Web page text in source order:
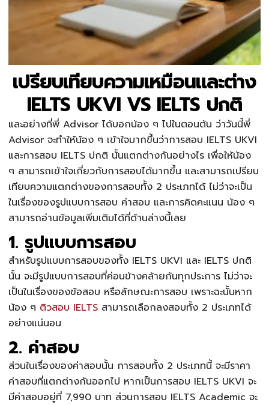
เปรียบเทียบความเหมือนและต่าง
IELTS UKVI VS IELTS ปกติ
และอย่างที่พี่ Advisor ได้บอกน้อง ๆ ไปในตอนต้น ว่าวันนี้พี่
Advisor จะทำให้น้อง ๆ เข้าใจมากขึ้นว่าการสอบ IELTS UKVI
และการสอบ IELTS ปกติ นั้นแตกต่างกันอย่างไร เพื่อให้น้อง
ๆ สามารถเข้าใจเกี่ยวกับการสอบได้มากขึ้น และสามารถเปรียบ
เทียบความแตกต่างของการสอบทั้ง 2 ประเภทได้ ไม่ว่าจะเป็น
ในเรื่องของรูปแบบการสอบ ค่าสอบ และการคิดคะแนน น้อง ๆ
สามารถอ่านข้อมูลเพิ่มเติมได้ที่ด้านล่างนี้เลย
1. รูปแบบการสอบ
สำหรับรูปแบบการสอบของทั้ง IELTS UKVI และ IELTS ปกติ
นั้น จะมีรูปแบบการสอบที่ค่อนข้างคล้ายกันทุกประการ ไม่ว่าจะ
เป็นในเรื่องของข้อสอบ หรือลักษณะการสอบ เพราะฉะนั้นหาก
น้อง ๆ ติวสอบ IELTS สามารถเลือกลงสอบทั้ง 2 ประเภทได้
อย่างแน่นอน
2. ค่าสอบ
ส่วนในเรื่องของค่าสอบนั้น การสอบทั้ง 2 ประเภทนี้ จะมีราคา
ค่าสอบที่แตกต่างกันออกไป หากเป็นการสอบ IELTS UKVI จะ
มีค่าสอบอยู่ที่ 7,990 บาท ส่วนการสอบ IELTS Academic จะ